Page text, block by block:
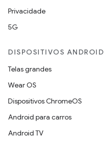
Privacidade
5G
DISPOSITIVOS ANDROID
Telas grandes
Wear OS
Dispositivos ChromeOS
Android para carros
Android TV